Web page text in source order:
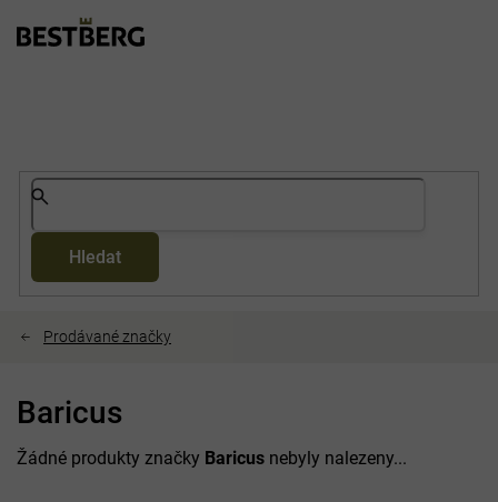
Hledat
Prodávané značky
Baricus
Žádné produkty značky Baricus nebyly nalezeny...